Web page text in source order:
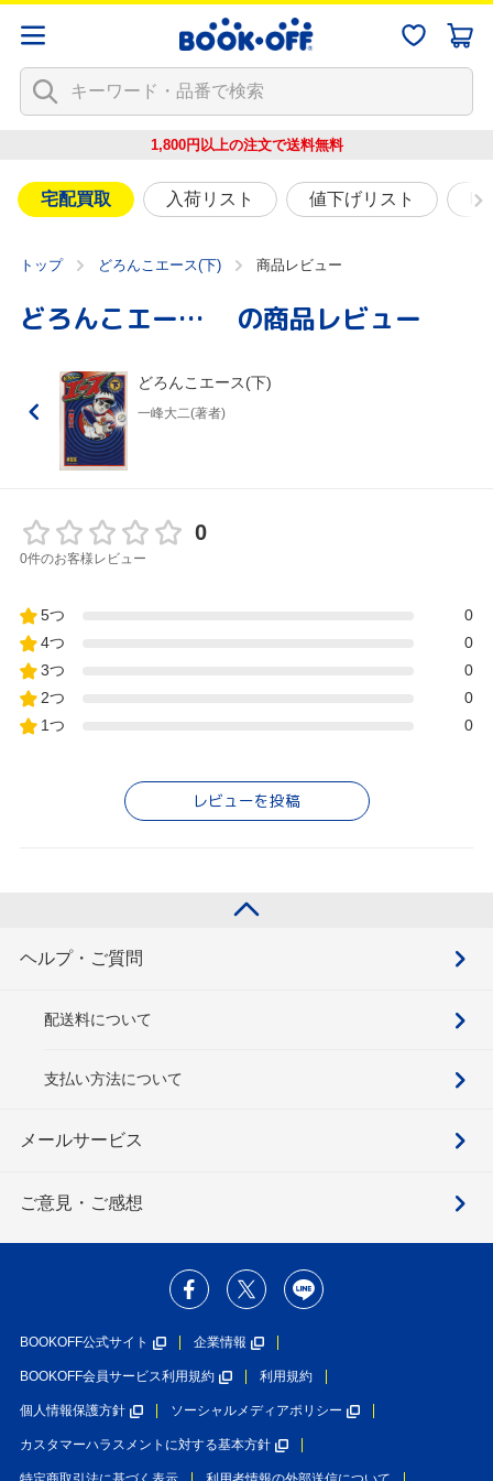
1,800円以上の注文で送料無料
宅配買取 入荷リスト 値下げリスト
トップ どろんこエース(下) 商品レビュー
どろんこエース(下) の商品レビュー
どろんこエース(下)
一峰大二(著者)
0
0件のお客様レビュー
5つ
0
4つ
0
3つ
0
2つ
0
1つ
0
レビューを投稿
ヘルプ・ご質問
配送料について
支払い方法について
メールサービス
ご意見・ご感想
BOOKOFF公式サイト 企業情報
BOOKOFF会員サービス利用規約 利用規約
個人情報保護方針 ソーシャルメディアポリシー
カスタマーハラスメントに対する基本方針